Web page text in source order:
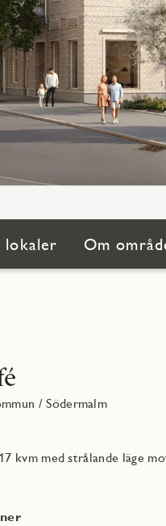
lokaler Om
/Södermalm
kvm med strålande läge